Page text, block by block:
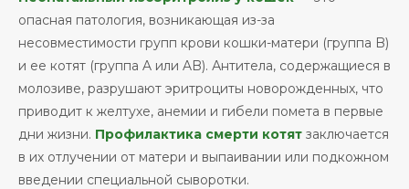
опасная патология, возникающая из-за
несовместимости групп крови кошки-матери (группа B)
и ее котят (группа A или AB). Антитела, содержащиеся в
молозиве, разрушают эритроциты новорожденных, что
приводит к желтухе, анемии и гибели помета в первые
дни жизни. Профилактика смерти котят заключается
в их отлучении от матери и выпаивании или подкожном
введении специальной сыворотки.